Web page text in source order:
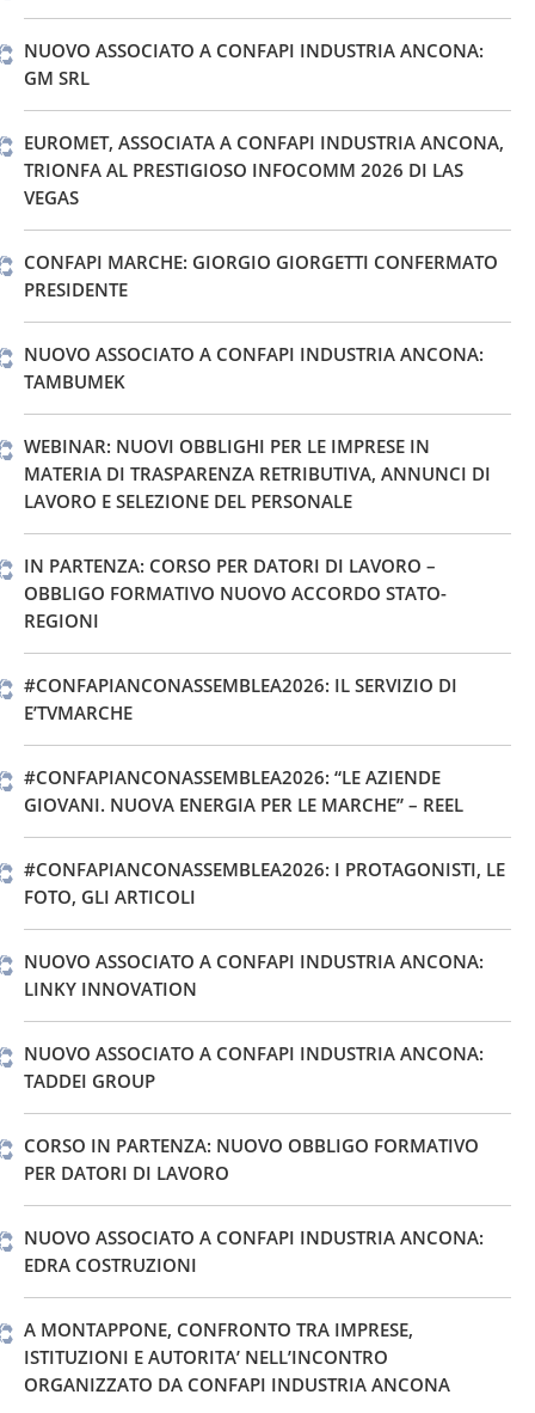
NUOVO ASSOCIATO A CONFAPI INDUSTRIA ANCONA:
GM SRL
EUROMET, ASSOCIATA A CONFAPI INDUSTRIA ANCONA,
TRIONFA AL PRESTIGIOSO INFOCOMM 2026 DI LAS
VEGAS
CONFAPI MARCHE: GIORGIO GIORGETTI CONFERMATO
PRESIDENTE
NUOVO ASSOCIATO A CONFAPI INDUSTRIA ANCONA:
TAMBUMEK
WEBINAR: NUOVI OBBLIGHI PER LE IMPRESE IN
MATERIA DI TRASPARENZA RETRIBUTIVA, ANNUNCI DI
LAVORO E SELEZIONE DEL PERSONALE
IN PARTENZA: CORSO PER DATORI DI LAVORO –
OBBLIGO FORMATIVO NUOVO ACCORDO STATO-
REGIONI
#CONFAPIANCONASSEMBLEA2026: IL SERVIZIO DI
E’TVMARCHE
#CONFAPIANCONASSEMBLEA2026: “LE AZIENDE
GIOVANI. NUOVA ENERGIA PER LE MARCHE” – REEL
#CONFAPIANCONASSEMBLEA2026: I PROTAGONISTI, LE
FOTO, GLI ARTICOLI
NUOVO ASSOCIATO A CONFAPI INDUSTRIA ANCONA:
LINKY INNOVATION
NUOVO ASSOCIATO A CONFAPI INDUSTRIA ANCONA:
TADDEI GROUP
CORSO IN PARTENZA: NUOVO OBBLIGO FORMATIVO
PER DATORI DI LAVORO
NUOVO ASSOCIATO A CONFAPI INDUSTRIA ANCONA:
EDRA COSTRUZIONI
A MONTAPPONE, CONFRONTO TRA IMPRESE,
ISTITUZIONI E AUTORITA’ NELL’INCONTRO
ORGANIZZATO DA CONFAPI INDUSTRIA ANCONA